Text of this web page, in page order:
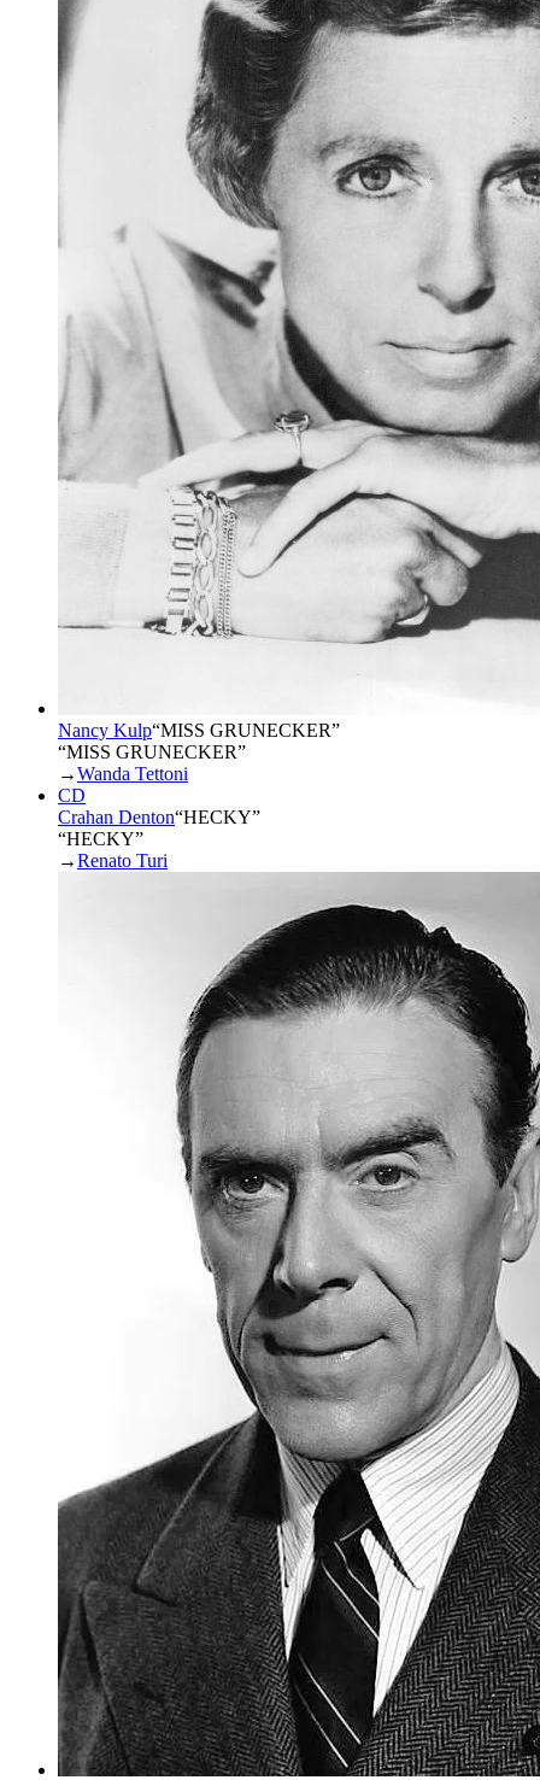
Nancy Kulp“MISS GRUNECKER”
“MISS GRUNECKER”
→Wanda Tettoni
CD
Crahan Denton“HECKY”
“HECKY”
→Renato Turi